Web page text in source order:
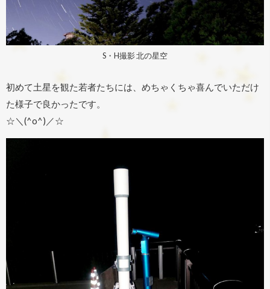
S・H撮影 北の星空
初めて土星を観た若者たちには、めちゃくちゃ喜んでいただけ
た様子で良かったです。
☆＼(^o^)／☆